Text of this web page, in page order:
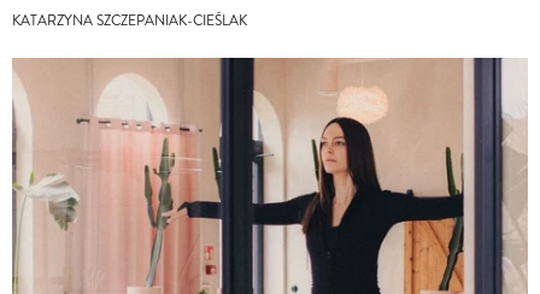
KATARZYNA SZCZEPANIAK-CIEŚLAK